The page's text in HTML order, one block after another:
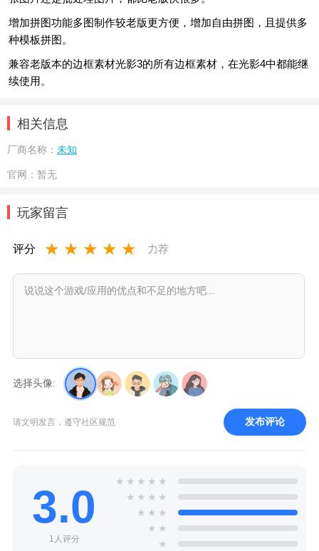
增加拼图功能多图制作较老版更方便，增加自由拼图，且提供多
种模板拼图。
兼容老版本的边框素材光影3的所有边框素材，在光影4中都能继
续使用。
相关信息
厂商名称： 未知
官网： 暂无
玩家留言
评分 ★ ★ ★ ★ ★ 力荐
选择头像:
请文明发言，遵守社区规范 发布评论
3.0
1人评分
★ ★ ★ ★ ★
★ ★ ★ ★
★ ★ ★
★ ★
★